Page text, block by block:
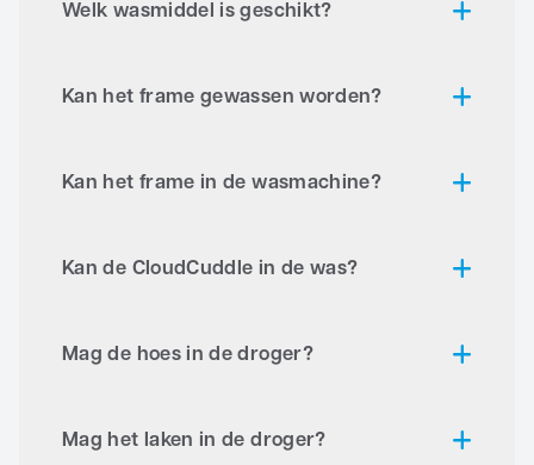
Welk wasmiddel is geschikt?
Hoes
Wassen op 60°C
Mild wasmiddel
Frame
Handmatig reinigen
Mild allesreiniger
Kan het frame gewassen worden?
Kan het frame in de wasmachine?
Kan de CloudCuddle in de was?
CloudCuddle Maxx –
Bekijk hier de
Mag de hoes in de droger?
Mag het laken in de droger?